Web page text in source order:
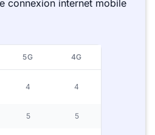
connexion internet mobile
5G 4G
4 4
5 5